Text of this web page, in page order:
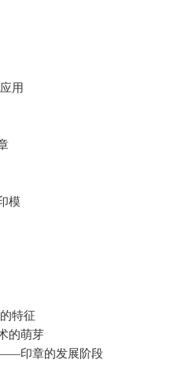
用
模
特征
的萌芽
印章的发展阶段